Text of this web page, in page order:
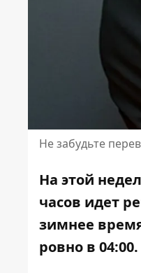
Не забудьте
На этой
часов идет
зимнее
ровно в